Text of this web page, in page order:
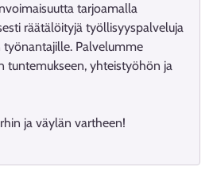
tarjoamalla
räätälöityjä työllisyyspalveluja
Palvelumme
tuntemukseen, yhteistyöhön ja
ja väylän vartheen!